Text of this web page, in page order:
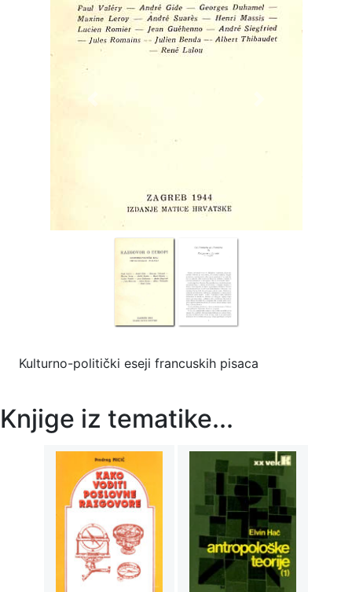
Previous
Kulturno-politički eseji francuskih pisaca
Knjige iz tematike...